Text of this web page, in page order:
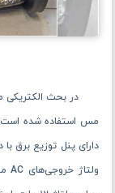
مس استفاده‌ شده است.